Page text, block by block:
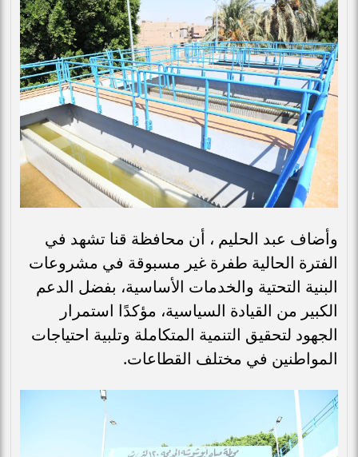
وأضاف عبد الحليم ، أن محافظة قنا تشهد في
الفترة الحالية طفرة غير مسبوقة في مشروعات
البنية التحتية والخدمات الأساسية، بفضل الدعم
الكبير من القيادة السياسية، مؤكدًا استمرار
الجهود لتحقيق التنمية المتكاملة وتلبية احتياجات
المواطنين في مختلف القطاعات.